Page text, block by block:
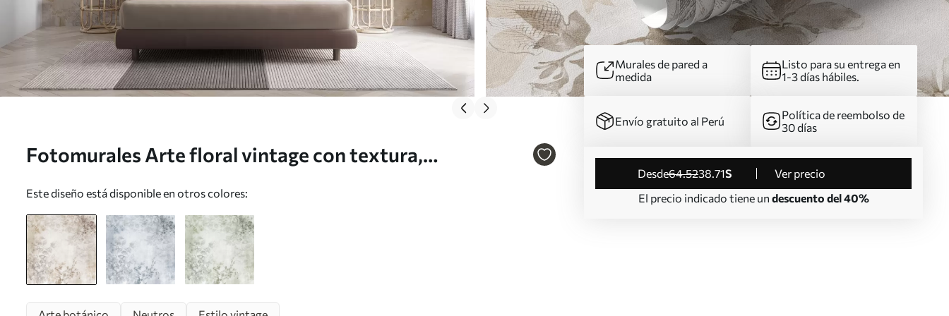
Fotomurales Arte floral vintage con textura,
estilo dibujo, suaves tonos pastel beige y sepia Nr.
w09402
Este diseño está disponible en otros colores:
Murales de pared a
medida
Listo para su entrega en
1-3 días hábiles.
Envío gratuito al Perú
Política de reembolso de
30 días
desde64.5238.71S
Ver precio
El precio indicado tiene un descuento del 40%